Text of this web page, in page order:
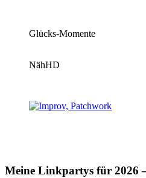
Glücks-Momente
NähHD
Meine Linkpartys für 2026